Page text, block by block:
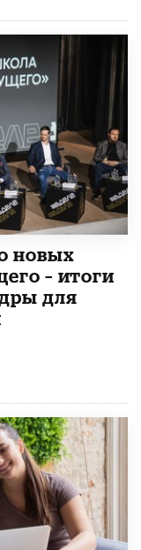
новых
– итоги
для